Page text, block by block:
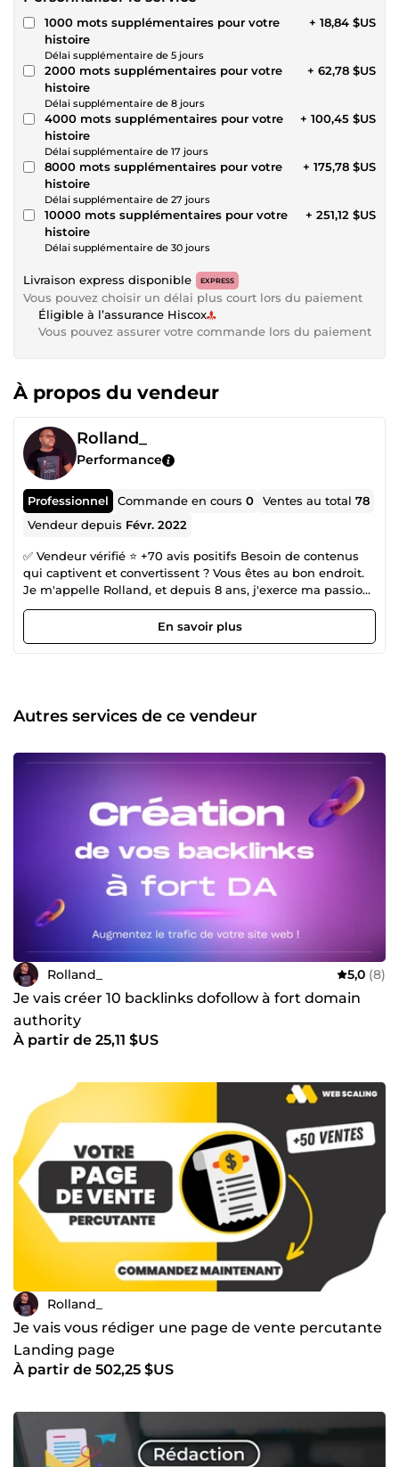
1000 mots supplémentaires pour votre
histoire
Délai supplémentaire de 5 jours
+ 18,84 $US
2000 mots supplémentaires pour votre
histoire
Délai supplémentaire de 8 jours
+ 62,78 $US
4000 mots supplémentaires pour votre
histoire
Délai supplémentaire de 17 jours
+ 100,45 $US
8000 mots supplémentaires pour votre
histoire
Délai supplémentaire de 27 jours
+ 175,78 $US
10000 mots supplémentaires pour votre
histoire
Délai supplémentaire de 30 jours
+ 251,12 $US
Livraison express disponible EXPRESS
Vous pouvez choisir un délai plus court lors du paiement
Éligible à l’assurance Hiscox
Vous pouvez assurer votre commande lors du paiement
À propos du vendeur
Rolland_
Performance
Professionnel Commande en cours0 Ventes au total78
Vendeur depuis Févr. 2022
✅ Vendeur vérifié ⭐ +70 avis positifs Besoin de contenus
qui captivent et convertissent ? Vous êtes au bon endroit.
Je m'appelle Rolland, et depuis 8 ans, j'exerce ma passion
: transformer des idées en textes percutants qui brillent
sur le web. Aujourd’hui, je ne suis plus seul dans cette
aventure. Je suis entouré d’une équipe de rédacteurs,
mots-clés à la rédaction optimisée, en passant par la
relecture fine et l’analyse stratégique. Notre mission : faire
convertir vos lecteurs en clients fidèles. 🚀 Prêt à donner un
coup d’accélérateur à votre visibilité ? Discutons de votre
projet et faisons décoller votre contenu ensemble. 📩
Contactez-moi dès maintenant !
En savoir plus
Autres services de ce vendeur
Rolland_ 5,0 (8)
Je vais créer 10 backlinks dofollow à fort domain
authority
À partir de 25,11 $US
Rolland_
Je vais vous rédiger une page de vente percutante
Landing page
À partir de 502,25 $US